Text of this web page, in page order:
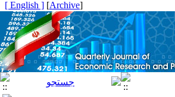
[
Archive
]
[ English ]